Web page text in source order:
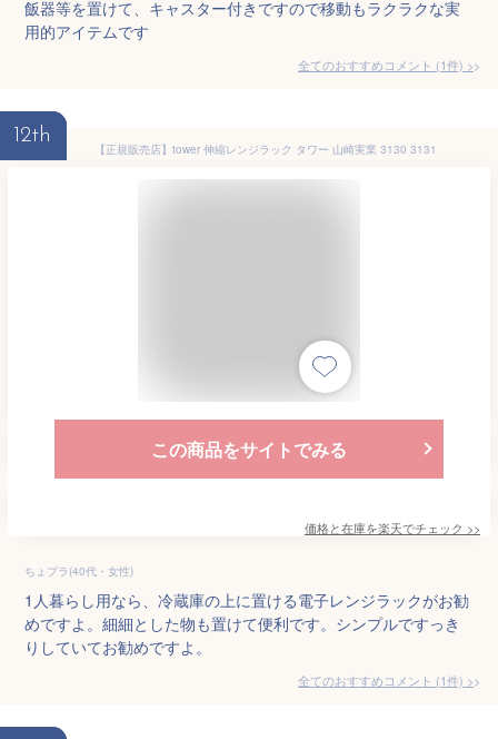
飯器等を置けて、キャスター付きですので移動もラクラクな実
用的アイテムです
全てのおすすめコメント (1件) >
12th
【正規販売店】tower 伸縮レンジラック タワー 山崎実業 3130 3131
この商品をサイトでみる
価格と在庫を楽天でチェック >>
ちょプラ(40代・女性)
1人暮らし用なら、冷蔵庫の上に置ける電子レンジラックがお勧
めですよ。細細とした物も置けて便利です。シンプルですっき
りしていてお勧めですよ。
全てのおすすめコメント (1件) >